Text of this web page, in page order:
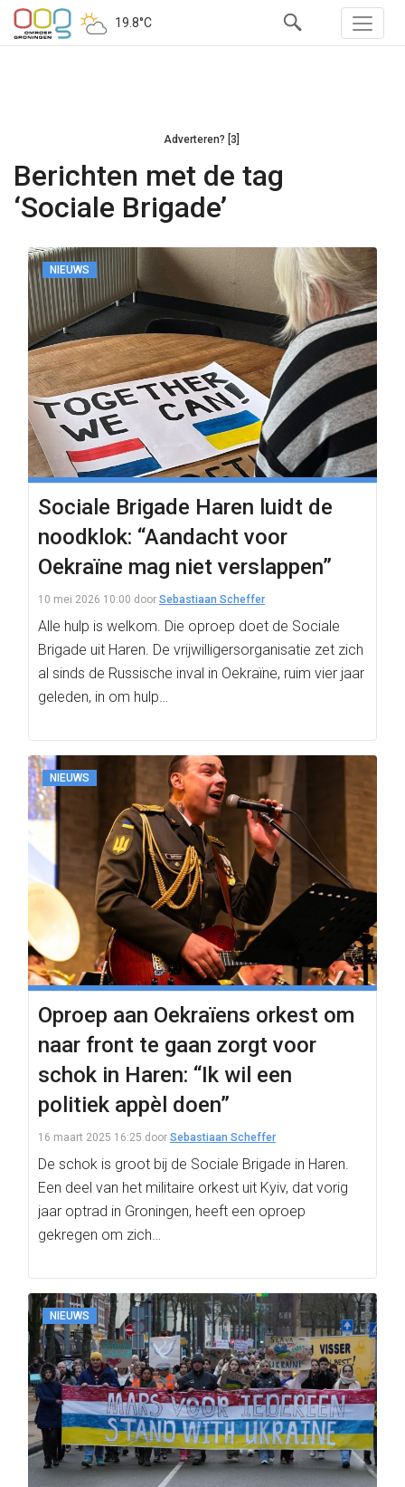
19.8°C
Adverteren? [3]
Berichten met de tag
‘Sociale Brigade’
NIEUWS
Sociale Brigade Haren luidt de
noodklok: “Aandacht voor
Oekraïne mag niet verslappen”
10 mei 2026 10:00 door Sebastiaan Scheffer
Alle hulp is welkom. Die oproep doet de Sociale
Brigade uit Haren. De vrijwilligersorganisatie zet zich
al sinds de Russische inval in Oekraïne, ruim vier jaar
geleden, in om hulp…
NIEUWS
Oproep aan Oekraïens orkest om
naar front te gaan zorgt voor
schok in Haren: “Ik wil een
politiek appèl doen”
16 maart 2025 16:25 door Sebastiaan Scheffer
De schok is groot bij de Sociale Brigade in Haren.
Een deel van het militaire orkest uit Kyiv, dat vorig
jaar optrad in Groningen, heeft een oproep
gekregen om zich…
NIEUWS